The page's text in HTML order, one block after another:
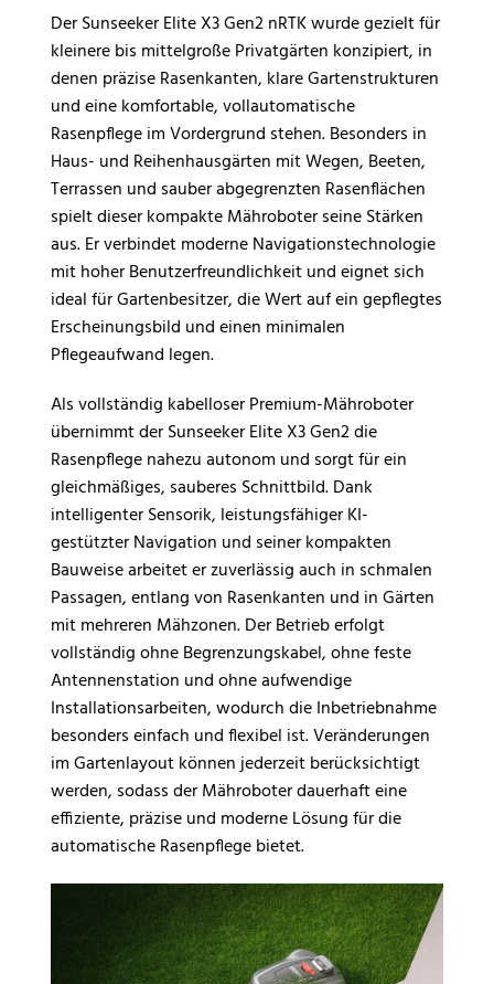
Der Sunseeker Elite X3 Gen2 nRTK wurde gezielt für
kleinere bis mittelgroße Privatgärten konzipiert, in
denen präzise Rasenkanten, klare Gartenstrukturen
und eine komfortable, vollautomatische
Rasenpflege im Vordergrund stehen. Besonders in
Haus- und Reihenhausgärten mit Wegen, Beeten,
Terrassen und sauber abgegrenzten Rasenflächen
spielt dieser kompakte Mähroboter seine Stärken
aus. Er verbindet moderne Navigationstechnologie
mit hoher Benutzerfreundlichkeit und eignet sich
ideal für Gartenbesitzer, die Wert auf ein gepflegtes
Erscheinungsbild und einen minimalen
Pflegeaufwand legen.
Als vollständig kabelloser Premium-Mähroboter
übernimmt der Sunseeker Elite X3 Gen2 die
Rasenpflege nahezu autonom und sorgt für ein
gleichmäßiges, sauberes Schnittbild. Dank
intelligenter Sensorik, leistungsfähiger KI-
gestützter Navigation und seiner kompakten
Bauweise arbeitet er zuverlässig auch in schmalen
Passagen, entlang von Rasenkanten und in Gärten
mit mehreren Mähzonen. Der Betrieb erfolgt
vollständig ohne Begrenzungskabel, ohne feste
Antennenstation und ohne aufwendige
Installationsarbeiten, wodurch die Inbetriebnahme
besonders einfach und flexibel ist. Veränderungen
im Gartenlayout können jederzeit berücksichtigt
werden, sodass der Mähroboter dauerhaft eine
effiziente, präzise und moderne Lösung für die
automatische Rasenpflege bietet.